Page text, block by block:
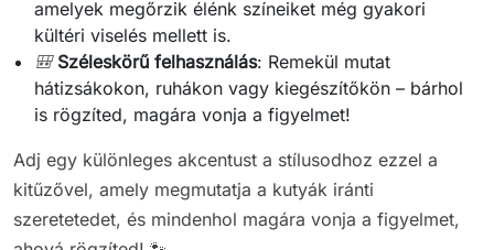
amelyek megőrzik élénk színeiket még gyakori
kültéri viselés mellett is.
🎒 Széleskörű felhasználás: Remekül mutat
hátizsákokon, ruhákon vagy kiegészítőkön – bárhol
is rögzíted, magára vonja a figyelmet!
Adj egy különleges akcentust a stílusodhoz ezzel a
kitűzővel, amely megmutatja a kutyák iránti
szeretetedet, és mindenhol magára vonja a figyelmet,